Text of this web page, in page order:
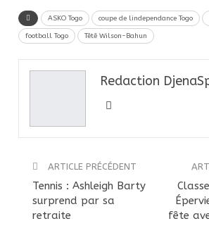
ASKO Togo coupe de lindependance Togo
football Togo Têtê Wilson-Bahun
Redaction
ARTICLE PRÉCÉDENT
Tennis : Ashleigh Barty
surprend par sa
retraite
fête